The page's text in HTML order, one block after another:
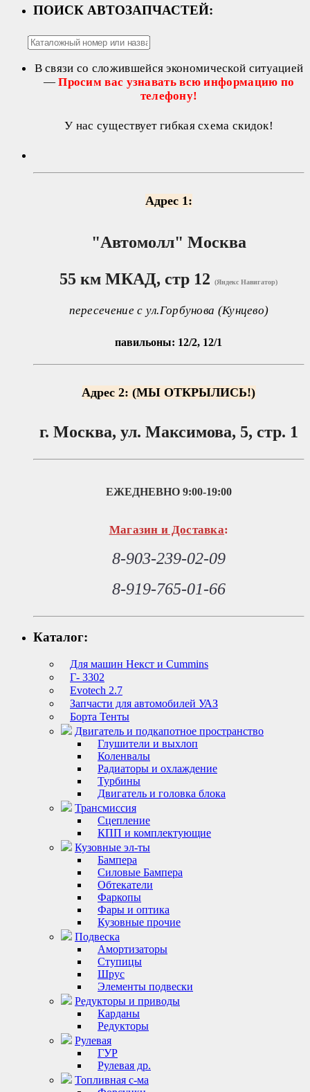
ПОИСК АВТОЗАПЧАСТЕЙ:
В связи со сложившейся экономической ситуацией
—Просим вас узнавать всю информацию по
телефону!
У нас существует гибкая схема скидок!
Адрес 1:
"Автомолл" Москва
55 км МКАД, стр 12 (Яндекс Навигатор)
пересечение с ул.Горбунова (Кунцево)
павильоны: 12/2, 12/1
Адрес 2: (МЫ ОТКРЫЛИСЬ!)
г. Москва, ул. Максимова, 5, стр. 1
ЕЖЕДНЕВНО 9:00-19:00
Магазин и Доставка:
8-903-239-02-09
8-919-765-01-66
Каталог:
Для машин Некст и Cummins
Г- 3302
Evotech 2.7
Запчасти для автомобилей УАЗ
Борта Тенты
Двигатель и подкапотное пространство
Глушители и выхлоп
Коленвалы
Радиаторы и охлаждение
Турбины
Двигатель и головка блока
Трансмиссия
Сцепление
КПП и комплектующие
Кузовные эл-ты
Бампера
Силовые Бампера
Обтекатели
Фаркопы
Фары и оптика
Кузовные прочие
Подвеска
Амортизаторы
Ступицы
Шрус
Элементы подвески
Редукторы и приводы
Карданы
Редукторы
Рулевая
ГУР
Рулевая др.
Топливная с-ма